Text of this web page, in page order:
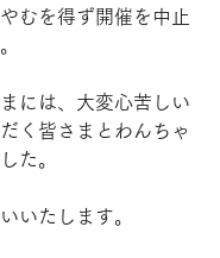
むを得ず開催を中止
には、大変心苦しい
く皆さまとわんちゃ
た。
いたします。